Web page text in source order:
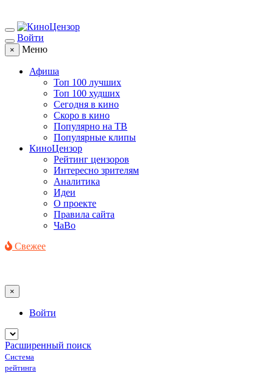
Войти
× Меню
Афиша
Топ 100 лучших
Топ 100 худших
Сегодня в кино
Скоро в кино
Популярно на ТВ
Популярные клипы
КиноЦензор
Рейтинг цензоров
Интересно зрителям
Аналитика
Идеи
О проекте
Правила сайта
ЧаВо
Свежее
×
Войти
Расширенный поиск
Система
рейтинга